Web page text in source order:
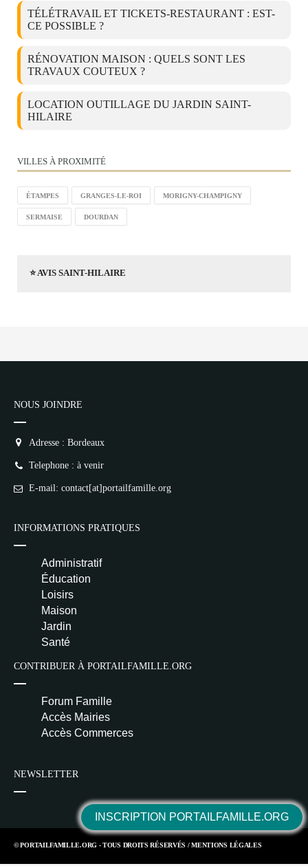
TÉLÉTRAVAIL ET TICKETS-RESTAURANT : EST-
CE POSSIBLE ?
RÉNOVATION MAISON : QUELS SONT LES
TRAVAUX COUTEUX ?
LOCATION OUTILLAGE DU JARDIN SAINT-
HILAIRE
VILLES À PROXIMITÉ
ÉTAMPES GRANGES-LE-ROI MORIGNY-CHAMPIGNY
SERMAISE DOURDAN
⭐ AVIS SAINT-HILAIRE
INSCRIPTION PORTAILFAMILLE.ORG
NOUS JOINDRE
Adresse : Bordeaux
Telephone : à venir
E-mail: contact[at]portailfamille.org
INFORMATIONS PRATIQUES
Administratif
Éducation
Loisirs
Maison
Jardin
Santé
CONTRIBUER À PORTAILFAMILLE.ORG
Forum Famille
Accès Mairies
Accès Commerces
NEWSLETTER
© PORTAILFAMILLE.ORG - TOUS DROITS RÉSERVÉS /MENTIONS LÉGALES